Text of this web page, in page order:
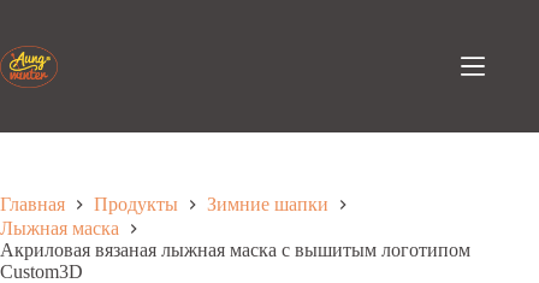
содержанию
Главная Продукты
Зимние шапки
Лыжная маска
Акриловая вязаная лыжная маска с вышитым логотипом
Custom3D